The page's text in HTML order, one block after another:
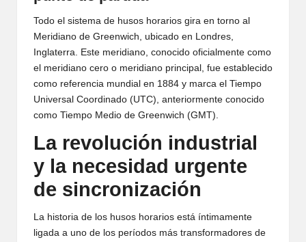
Todo el sistema de husos horarios gira en torno al
Meridiano de Greenwich, ubicado en Londres,
Inglaterra. Este meridiano, conocido oficialmente como
el meridiano cero o meridiano principal, fue establecido
como referencia mundial en 1884 y marca el Tiempo
Universal Coordinado (UTC), anteriormente conocido
como Tiempo Medio de Greenwich (GMT).
La revolución industrial
y la necesidad urgente
de sincronización
La historia de los husos horarios está íntimamente
ligada a uno de los períodos más transformadores de